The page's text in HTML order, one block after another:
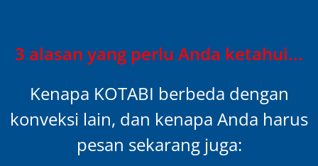
3 alasan yang perlu Anda ketahui...
Kenapa KOTABI berbeda dengan
konveksi lain, dan kenapa Anda harus
pesan sekarang juga: